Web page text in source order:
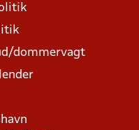
dommervagt